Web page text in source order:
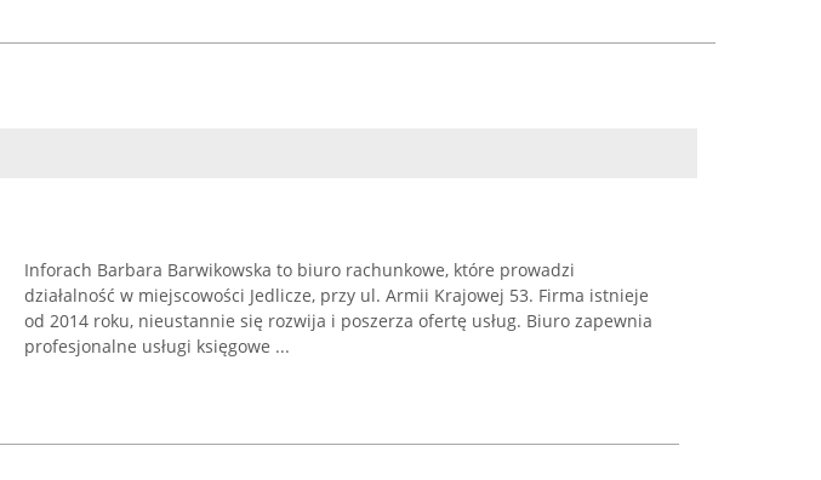
Inforach Barbara Barwikowska to biuro rachunkowe, które prowadzi
działalność w miejscowości Jedlicze, przy ul. Armii Krajowej 53. Firma istnieje
od 2014 roku, nieustannie się rozwija i poszerza ofertę usług. Biuro zapewnia
profesjonalne usługi księgowe ...